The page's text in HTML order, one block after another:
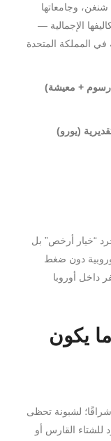
وجامعاتها
الإجمالية —
المملكة المتحدة
(رسوم + معيشة)
(يورو)
“خيار أرخص” بل
دون ضغط
داخل أوروبا
يكون
إشراقًا؛ لشبونة تحظى
للشتاء القارس أو